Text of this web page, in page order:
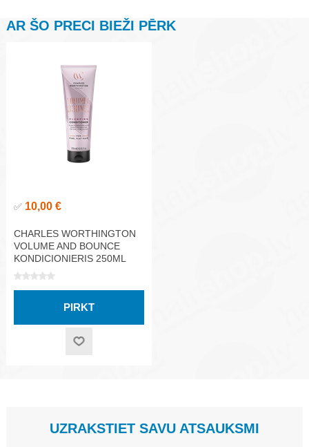
AR ŠO PRECI BIEŽI PĒRK
✅ 10,00 €
CHARLES WORTHINGTON
VOLUME AND BOUNCE
KONDICIONIERIS 250ML
UZRAKSTIET SAVU ATSAUKSMI